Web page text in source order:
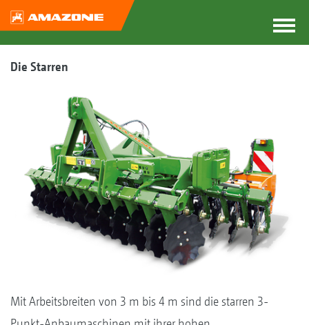
Die Starren
Mit Arbeitsbreiten von 3 m bis 4 m sind die starren 3-